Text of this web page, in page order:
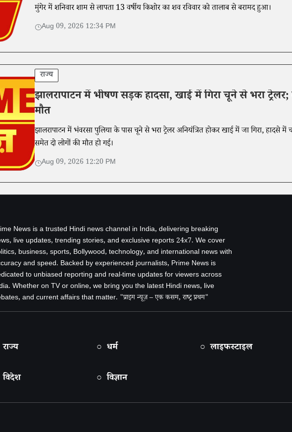
मुंगेर में शनिवार शाम से लापता 13 वर्षीय किशोर का शव रविवार को तालाब से बरामद हुआ।
Aug 09, 2026 12:34 PM
राज्य
झालरापाटन में भीषण सड़क हादसा, खाई में गिरा चूने से भरा ट्रेलर;
मौत
झालरापाटन में भंवरसा पुलिया के पास चूने से भरा ट्रेलर अनियंत्रित होकर खाई में जा गिरा, हादसे में
समेत दो लोगों की मौत हो गई।
Aug 09, 2026 12:20 PM
News is a trusted Hindi news channel in India, delivering breaking
live updates, trending stories, and exclusive reports 24x7. We cover
business, sports, Bollywood, technology, and international news with
and speed. Backed by experienced journalists, Prime News is
to unbiased reporting and real-time updates for viewers across
Whether on TV or online, we bring you the latest Hindi news, live
and current affairs that matter. "प्राइम न्यूज़ – एक कसम, राष्ट्र प्रथम"
○ धर्म ○ लाइफस्टाइल
○ विज्ञान